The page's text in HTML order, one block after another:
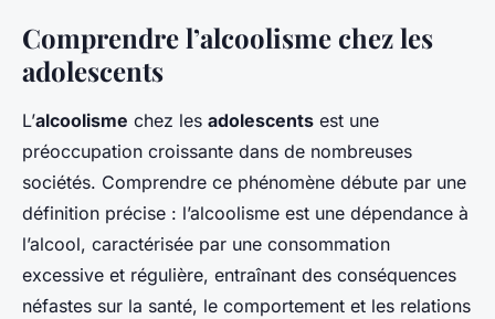
Comprendre l’alcoolisme chez les
adolescents
L’alcoolisme chez les adolescents est une
préoccupation croissante dans de nombreuses
sociétés. Comprendre ce phénomène débute par une
définition précise : l’alcoolisme est une dépendance à
l’alcool, caractérisée par une consommation
excessive et régulière, entraînant des conséquences
néfastes sur la santé, le comportement et les relations